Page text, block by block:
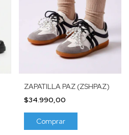
ZAPATILLA PAZ (ZSHPAZ)
$34.990,00
Comprar